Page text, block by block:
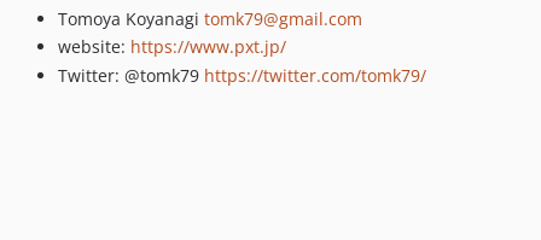
Tomoya Koyanagi tomk79@gmail.com
website: https://www.pxt.jp/
Twitter: @tomk79 https://twitter.com/tomk79/